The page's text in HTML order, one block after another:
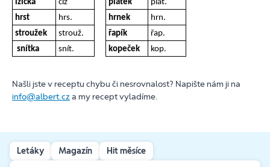
lžička
člž plátek
plát.
hrst
hrs. hrnek
hrn.
stroužek
strouž. řapík
řap.
snítka
snít. kopeček kop.
Našli jste v receptu chybu či nesrovnalost? Napište nám ji na
info@albert.cza my recept vyladíme.
Letáky Magazín Hit měsíce